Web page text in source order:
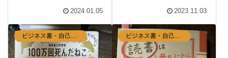
2024.01.05
覚めよう』書籍紹介
2023.11.03
ビジネス書・自己啓発本 ビジネス書・自己啓発本